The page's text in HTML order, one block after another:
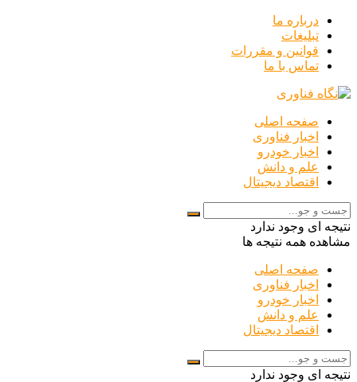
درباره ما
تبلیغات
قوانین و مقررات
تماس با ما
صفحه اصلی
اخبار فناوری
اخبار خودرو
علم و دانش
اقتصاد دیجیتال
نتیجه ای وجود ندارد
مشاهده همه نتیجه ها
صفحه اصلی
اخبار فناوری
اخبار خودرو
علم و دانش
اقتصاد دیجیتال
نتیجه ای وجود ندارد